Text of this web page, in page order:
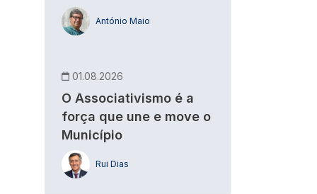
António Maio
01.08.2026
O Associativismo é a
força que une e move o
Município
Rui Dias